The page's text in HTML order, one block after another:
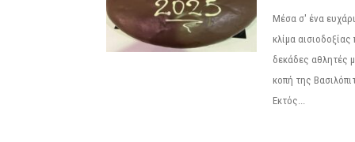
Μέσα σ' ένα
κλίμα
δεκάδες αθλητές
κοπή της
Εκτός...